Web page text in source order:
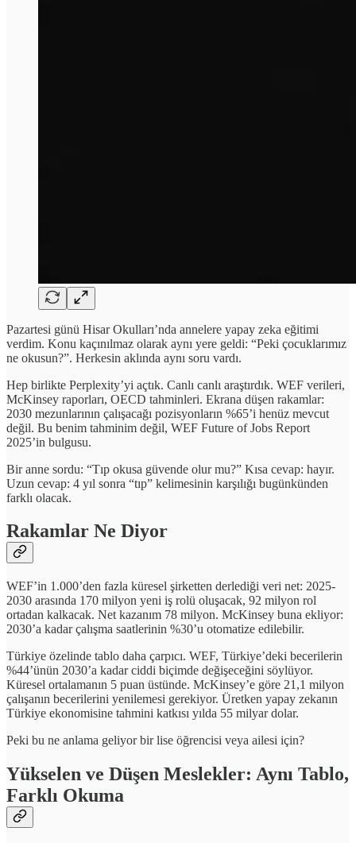
Pazartesi günü Hisar Okulları’nda annelere yapay zeka eğitimi
verdim. Konu kaçınılmaz olarak aynı yere geldi: “Peki çocuklarımız
ne okusun?”. Herkesin aklında aynı soru vardı.
Hep birlikte Perplexity’yi açtık. Canlı canlı araştırdık. WEF verileri,
McKinsey raporları, OECD tahminleri. Ekrana düşen rakamlar:
2030 mezunlarının çalışacağı pozisyonların %65’i henüz mevcut
değil. Bu benim tahminim değil, WEF Future of Jobs Report
2025’in bulgusu.
Bir anne sordu: “Tıp okusa güvende olur mu?” Kısa cevap: hayır.
Uzun cevap: 4 yıl sonra “tıp” kelimesinin karşılığı bugünkünden
farklı olacak.
Rakamlar Ne Diyor
WEF’in 1.000’den fazla küresel şirketten derlediği veri net: 2025-
2030 arasında 170 milyon yeni iş rolü oluşacak, 92 milyon rol
ortadan kalkacak. Net kazanım 78 milyon. McKinsey buna ekliyor:
2030’a kadar çalışma saatlerinin %30’u otomatize edilebilir.
Türkiye özelinde tablo daha çarpıcı. WEF, Türkiye’deki becerilerin
%44’ünün 2030’a kadar ciddi biçimde değişeceğini söylüyor.
Küresel ortalamanın 5 puan üstünde. McKinsey’e göre 21,1 milyon
çalışanın becerilerini yenilemesi gerekiyor. Üretken yapay zekanın
Türkiye ekonomisine tahmini katkısı yılda 55 milyar dolar.
Peki bu ne anlama geliyor bir lise öğrencisi veya ailesi için?
Yükselen ve Düşen Meslekler: Aynı Tablo,
Farklı Okuma